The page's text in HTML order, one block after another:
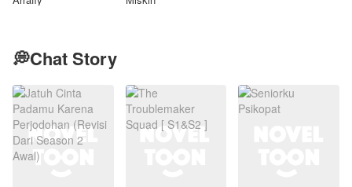
💭Chat Story